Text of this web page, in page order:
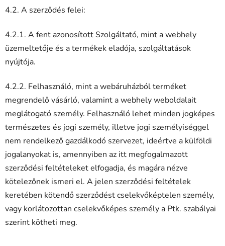
4.2. A szerződés felei:
4.2.1. A fent azonosított Szolgáltató, mint a webhely
üzemeltetője és a termékek eladója, szolgáltatások
nyújtója.
4.2.2. Felhasználó, mint a webáruházból terméket
megrendelő vásárló, valamint a webhely weboldalait
meglátogató személy. Felhasználó lehet minden jogképes
természetes és jogi személy, illetve jogi személyiséggel
nem rendelkező gazdálkodó szervezet, ideértve a külföldi
jogalanyokat is, amennyiben az itt megfogalmazott
szerződési feltételeket elfogadja, és magára nézve
kötelezőnek ismeri el. A jelen szerződési feltételek
keretében kötendő szerződést cselekvőképtelen személy,
vagy korlátozottan cselekvőképes személy a Ptk. szabályai
szerint kötheti meg.